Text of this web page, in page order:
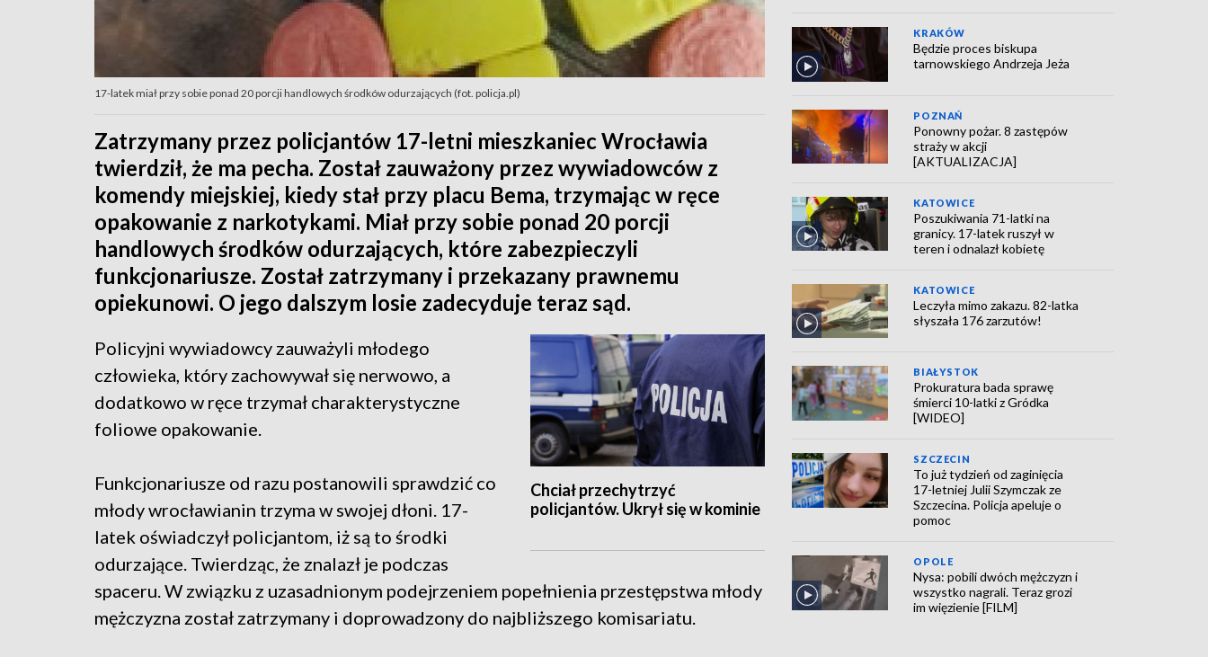
17-latek miał przy sobie ponad 20 porcji handlowych środków odurzających (fot. policja.pl)
Zatrzymany przez policjantów 17-letni mieszkaniec Wrocławia
twierdził, że ma pecha. Został zauważony przez wywiadowców z
komendy miejskiej, kiedy stał przy placu Bema, trzymając w ręce
opakowanie z narkotykami. Miał przy sobie ponad 20 porcji
handlowych środków odurzających, które zabezpieczyli
funkcjonariusze. Został zatrzymany i przekazany prawnemu
opiekunowi. O jego dalszym losie zadecyduje teraz sąd.
Chciał przechytrzyć
policjantów. Ukrył się w kominie
Policyjni wywiadowcy zauważyli młodego
człowieka, który zachowywał się nerwowo, a
dodatkowo w ręce trzymał charakterystyczne
foliowe opakowanie.
Funkcjonariusze od razu postanowili sprawdzić co
młody wrocławianin trzyma w swojej dłoni. 17-
latek oświadczył policjantom, iż są to środki
odurzające. Twierdząc, że znalazł je podczas
spaceru. W związku z uzasadnionym podejrzeniem popełnienia przestępstwa młody
mężczyzna został zatrzymany i doprowadzony do najbliższego komisariatu.
KRAKÓW
Będzie proces biskupa
tarnowskiego Andrzeja Jeża
POZNAŃ
Ponowny pożar. 8 zastępów
straży w akcji
[AKTUALIZACJA]
KATOWICE
Poszukiwania 71-latki na
granicy. 17-latek ruszył w
teren i odnalazł kobietę
KATOWICE
Leczyła mimo zakazu. 82-latka
słyszała 176 zarzutów!
BIAŁYSTOK
Prokuratura bada sprawę
śmierci 10-latki z Gródka
[WIDEO]
SZCZECIN
To już tydzień od zaginięcia
17-letniej Julii Szymczak ze
Szczecina. Policja apeluje o
pomoc
OPOLE
Nysa: pobili dwóch mężczyzn i
wszystko nagrali. Teraz grozi
im więzienie [FILM]